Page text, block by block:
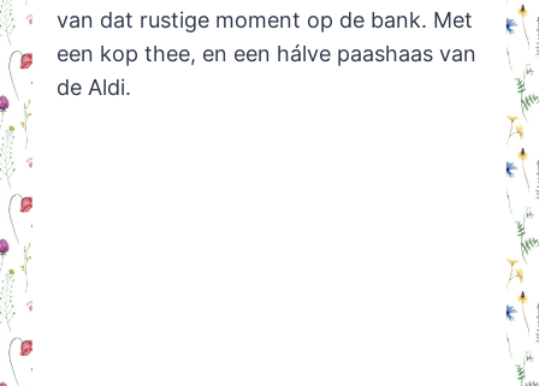
van dat rustige moment op de bank. Met
een kop thee, en een hálve paashaas van
de Aldi.